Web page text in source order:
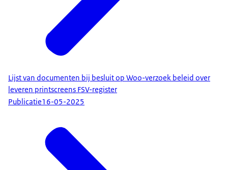
Lijst van documenten bij besluit op Woo-verzoek beleid over
leveren printscreens FSV-register
Publicatie16-05-2025